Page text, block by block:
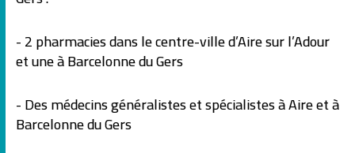
- 2 pharmacies dans le centre-ville d’Aire sur l’Adour
et une à Barcelonne du Gers
- Des médecins généralistes et spécialistes à Aire et à
Barcelonne du Gers